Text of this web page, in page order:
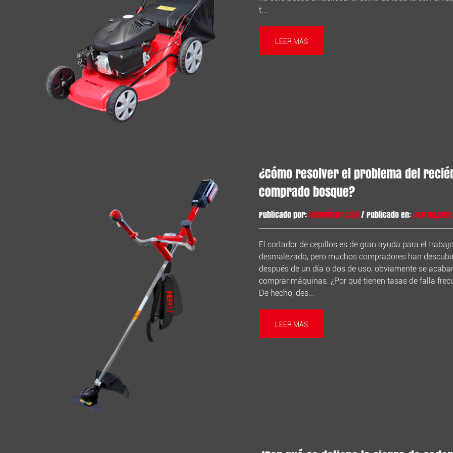
t...
LEER MÁS
¿Cómo resolver el problema del
comprado bosque?
Publicado por:administración/ Publicado en:Jan 04,2021
El cortador de cepillos es de gran ayuda para el
desmalezado, pero muchos compradores han
después de un día o dos de uso, obviamente se
comprar máquinas. ¿Por qué tienen tasas de falla
De hecho, des...
LEER MÁS